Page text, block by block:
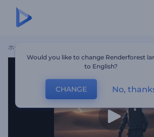
ホーム
Would you like to change Renderforest
to English?
CHANGE No,